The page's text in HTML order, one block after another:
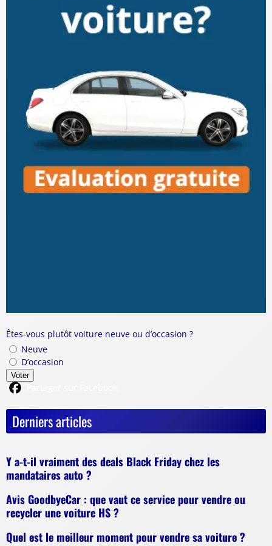
Êtes-vous plutôt voiture neuve ou d’occasion ?
Neuve
D’occasion
Voter
Derniers articles
Y a-t-il vraiment des deals Black Friday chez les
mandataires auto ?
Avis GoodbyeCar : que vaut ce service pour vendre ou
recycler une voiture HS ?
Quel est le meilleur moment pour vendre sa voiture ?